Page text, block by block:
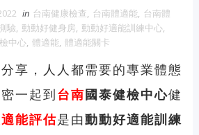
in 台南健康檢查, 台南體適能, 台南體
驗, 動動好健身房, 動動好適能訓練中心,
中心, 體適能, 體適能關卡
享，人人都需要的專業體態
一起到台南國泰健檢中心健
能評估是由動動好適能訓練